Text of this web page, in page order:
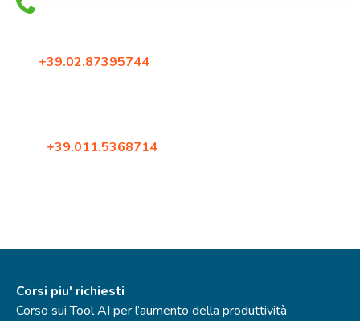
+39.02.87395744
+39.011.5368714
Corsi piu' richiesti
Corso sui Tool AI per l’aumento della produttività